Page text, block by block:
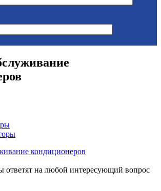
ответят на любой интересующий вопрос